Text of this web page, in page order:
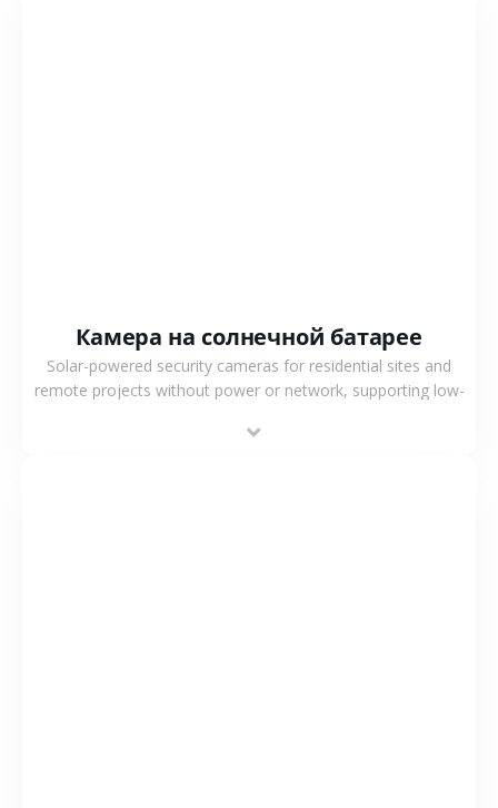
Камера на солнечной батарее
Solar-powered security cameras for residential sites and
remote projects without power or network, supporting low-
monitoring.